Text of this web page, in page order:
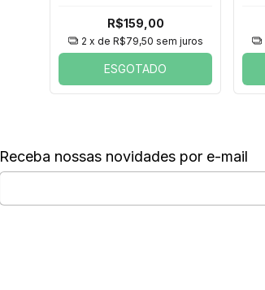
R$159,00
2 x de R$79,50 sem juros
ESGOTADO
Receba nossas novidades por e-mail